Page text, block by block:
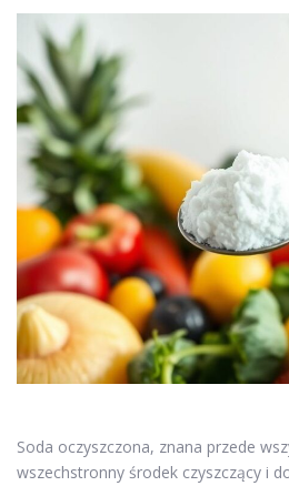
Soda oczyszczona, znana przede
wszechstronny środek czyszczący i